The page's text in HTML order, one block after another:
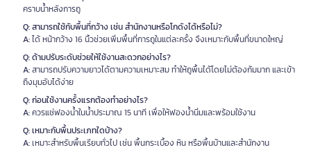
คราบน้ำหลังการถู
Q: สามารถใช้กับพื้นที่กว้าง เช่น สำนักงานหรือโกดังได้หรือไม่?
A:ได้ หน้ากว้าง 16 นิ้วช่วยเพิ่มพื้นที่การถูในแต่ละครั้ง จึงเหมาะกับพื้นที่ขนาดใหญ่
Q: ด้ามปรับระดับช่วยให้ใช้งานสะดวกอย่างไร?
A:สามารถปรับความยาวได้ตามความเหมาะสม ทำให้ถูพื้นได้โดยไม่ต้องก้มมาก และเข้า
ถึงมุมอับได้ง่าย
Q: ก่อนใช้งานครั้งแรกต้องทำอย่างไร?
A:ควรแช่ฟองน้ำในน้ำประมาณ 15 นาที เพื่อให้ฟองน้ำนิ่มและพร้อมใช้งาน
Q: เหมาะกับพื้นประเภทใดบ้าง?
A:เหมาะสำหรับพื้นเรียบทั่วไป เช่น พื้นกระเบื้อง หิน หรือพื้นบ้านและสำนักงาน